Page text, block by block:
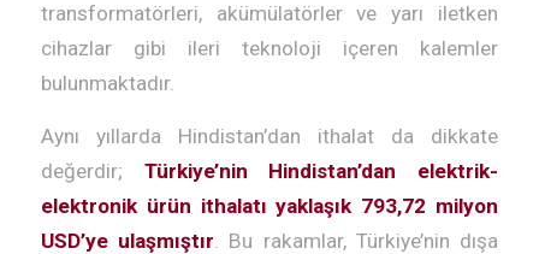
transformatörleri, akümülatörler ve yarı iletken
cihazlar gibi ileri teknoloji içeren kalemler
bulunmaktadır.
Aynı yıllarda Hindistan’dan ithalat da dikkate
değerdir; Türkiye’nin Hindistan’dan elektrik-
elektronik ürün ithalatı yaklaşık 793,72 milyon
USD’ye ulaşmıştır . Bu rakamlar, Türkiye’nin dışa